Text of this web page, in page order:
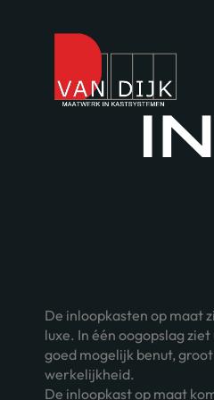
De inloopkasten op maat
luxe. In één oogopslag
goed mogelijk benut,
werkelijkheid.
De inloopkast op maat